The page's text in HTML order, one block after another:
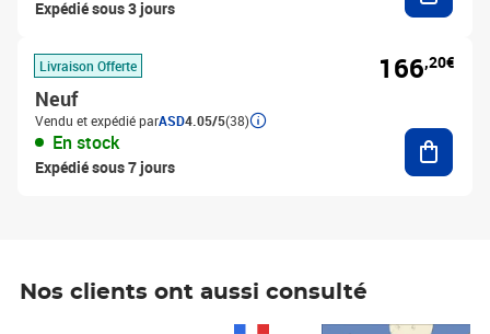
Expédié sous 3 jours
Livraison Offerte
Neuf
Vendu et expédié parASD4.05/5(38)
En stock
Expédié sous 7 jours
166,20€
Nos clients ont aussi consulté